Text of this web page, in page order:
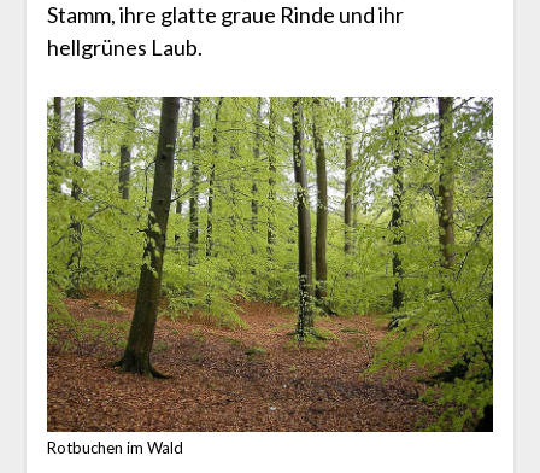
Stamm, ihre glatte graue Rinde und ihr
hellgrünes Laub.
Rotbuchen im Wald